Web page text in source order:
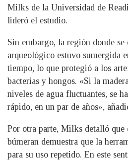
Milks de la Universidad de
lideró el estudio.
Sin embargo, la región donde
arqueológico estuvo sumergida
tiempo, lo que protegió a los
bacterias y hongos. «Si la
niveles de agua fluctuantes, se
rápido, en un par de años»,
Por otra parte, Milks detalló que
búmeran demuestra que la
para su uso repetido. En este